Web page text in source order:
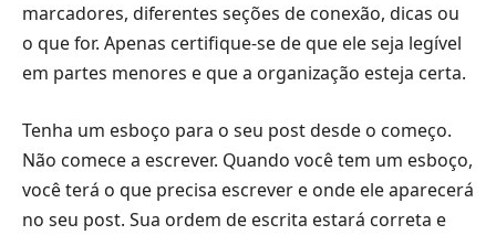
marcadores, diferentes seções de conexão, dicas ou
o que for. Apenas certifique-se de que ele seja legível
em partes menores e que a organização esteja certa.
Tenha um esboço para o seu post desde o começo.
Não comece a escrever. Quando você tem um esboço,
você terá o que precisa escrever e onde ele aparecerá
no seu post. Sua ordem de escrita estará correta e